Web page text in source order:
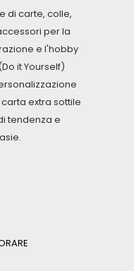
di carte, colle,
per la
e l'hobby
it Yourself)
extra sottile
tendenza e